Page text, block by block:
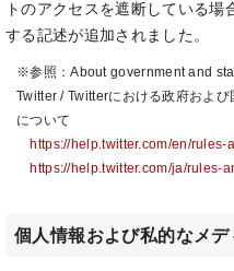
トのアクセスを遮断している
する記述が追加されました。
※参照：About government and
Twitter / Twitterにおける政府およ
について
https://help.twitter.com/en/
https://help.twitter.com/ja/rules-
個人情報および私的なメ